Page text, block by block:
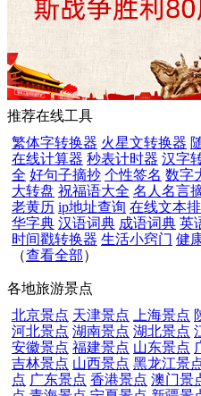
推荐在线工具
繁体字转换器 火星文转换器
在线计算器 秒表计时器 汉字
全 好句子摘抄 个性签名 数字
大转盘 祝福语大全 名人名言
老黄历 ip地址查询 在线文本
华字典 汉语词典 成语词典 英
时间戳转换器 生活小窍门 健
（查看全部）
各地旅游景点
北京景点 天津景点 上海景点
河北景点 湖南景点 湖北景点
安徽景点 福建景点 山东景点
吉林景点 山西景点 黑龙江景
点 广东景点 香港景点 澳门景